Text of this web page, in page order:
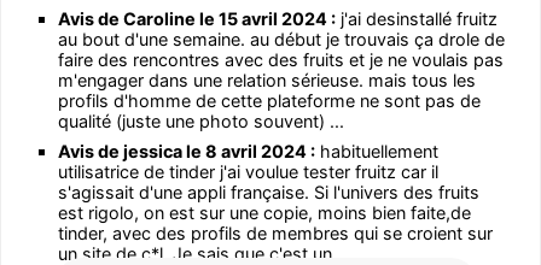
Avis de Caroline le 15 avril 2024 : j'ai desinstallé fruitz
au bout d'une semaine. au début je trouvais ça drole de
faire des rencontres avec des fruits et je ne voulais pas
m'engager dans une relation sérieuse. mais tous les
profils d'homme de cette plateforme ne sont pas de
qualité (juste une photo souvent) ...
Avis de jessica le 8 avril 2024 : habituellement
utilisatrice de tinder j'ai voulue tester fruitz car il
s'agissait d'une appli française. Si l'univers des fruits
est rigolo, on est sur une copie, moins bien faite,de
tinder, avec des profils de membres qui se croient sur
un site de c*l. Je sais que c'est un...